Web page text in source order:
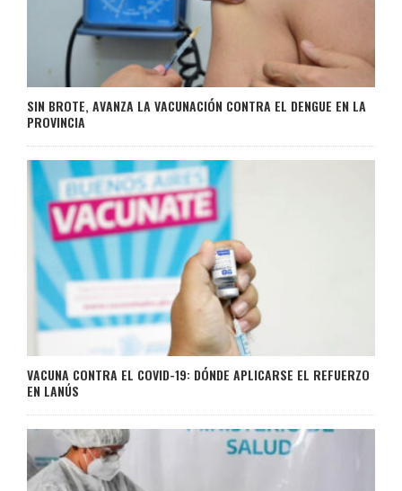
SIN BROTE, AVANZA LA VACUNACIÓN CONTRA EL DENGUE EN LA
PROVINCIA
VACUNA CONTRA EL COVID-19: DÓNDE APLICARSE EL REFUERZO
EN LANÚS